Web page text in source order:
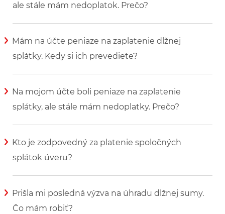
ale stále mám nedoplatok. Prečo?
Mám na účte peniaze na zaplatenie dlžnej
splátky. Kedy si ich prevediete?
Na mojom účte boli peniaze na zaplatenie
splátky, ale stále mám nedoplatky. Prečo?
Kto je zodpovedný za platenie spoločných
splátok úveru?
Prišla mi posledná výzva na úhradu dlžnej sumy.
Čo mám robiť?